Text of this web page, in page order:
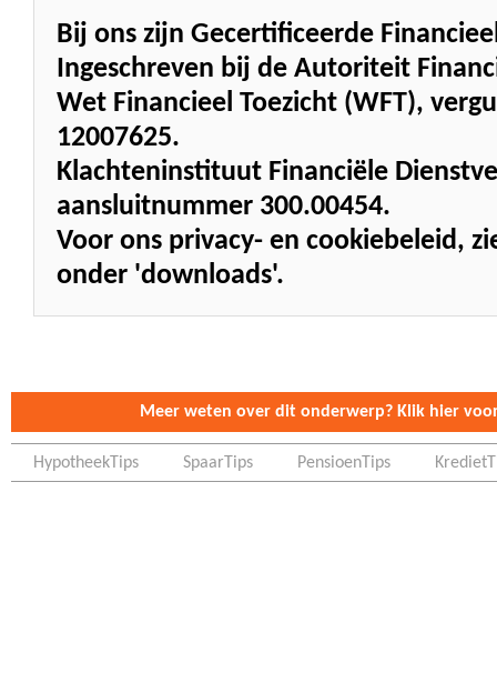
Bij ons zijn Gecertificeerde
Ingeschreven bij de Autoriteit
Wet Financieel Toezicht (WFT),
12007625.
Klachteninstituut Financiële
aansluitnummer 300.00454.
Voor ons privacy- en cookiebeleid,
onder 'downloads'.
Meer weten over dit onderwerp? Klik hier
HypotheekTips SpaarTips PensioenTips